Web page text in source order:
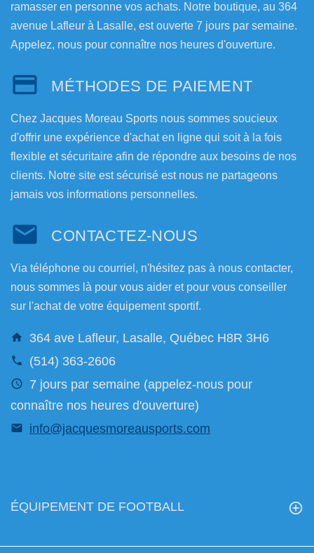
ramasser en personne vos achats. Notre boutique, au 364
avenue Lafleur à Lasalle, est ouverte 7 jours par semaine.
Appelez, nous pour connaître nos heures d'ouverture.
MÉTHODES DE PAIEMENT
Chez Jacques Moreau Sports nous sommes soucieux
d'offrir une expérience d'achat en ligne qui soit à la fois
flexible et sécuritaire afin de répondre aux besoins de nos
clients. Notre site est sécurisé est nous ne partageons
jamais vos informations personnelles.
CONTACTEZ-NOUS
Via téléphone ou courriel, n'hésitez pas à nous contacter,
nous sommes là pour vous aider et pour vous conseiller
sur l'achat de votre équipement sportif.
364 ave Lafleur, Lasalle, Québec H8R 3H6
(514) 363-2606
7 jours par semaine (appelez-nous pour
connaître nos heures d'ouverture)
info@jacquesmoreausports.com
ÉQUIPEMENT DE FOOTBALL